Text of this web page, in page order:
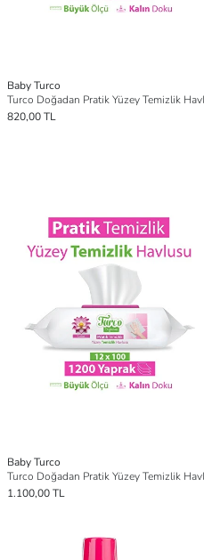
Baby Turco
820,00 TL
Baby Turco
1.100,00 TL